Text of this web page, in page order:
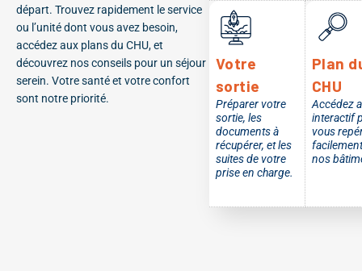
départ. Trouvez rapidement le service
ou l’unité dont vous avez besoin,
accédez aux plans du CHU, et
découvrez nos conseils pour un séjour
serein. Votre santé et votre confort
sont notre priorité.
Votre
sortie
Préparer votre
sortie, les
documents à
récupérer, et les
suites de votre
prise en charge.
Plan
CHU
Accédez
interactif
vous
nos